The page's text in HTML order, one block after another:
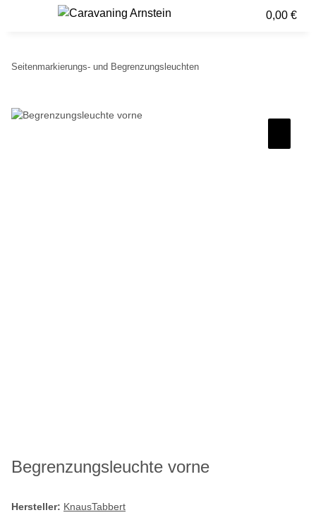
0,00 €
Seitenmarkierungs- und Begrenzungsleuchten
Begrenzungsleuchte vorne
Hersteller: KnausTabbert